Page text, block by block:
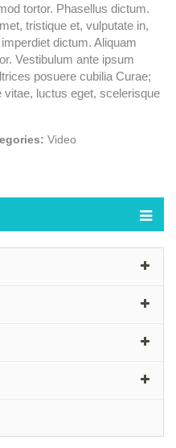
tortor. Phasellus dictum.
tristique et, vulputate in,
dictum. Aliquam
Vestibulum ante ipsum
posuere cubilia Curae;
luctus eget, scelerisque
Video